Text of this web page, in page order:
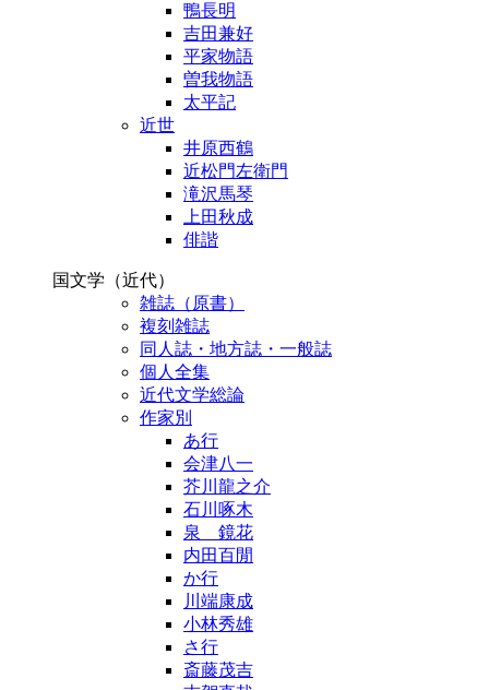
鴨長明
吉田兼好
平家物語
曽我物語
太平記
近世
井原西鶴
近松門左衛門
滝沢馬琴
上田秋成
俳諧
国文学（近代）
雑誌（原書）
複刻雑誌
同人誌・地方誌・一般誌
個人全集
近代文学総論
作家別
あ行
会津八一
芥川龍之介
石川啄木
泉 鏡花
内田百閒
か行
川端康成
小林秀雄
さ行
斎藤茂吉